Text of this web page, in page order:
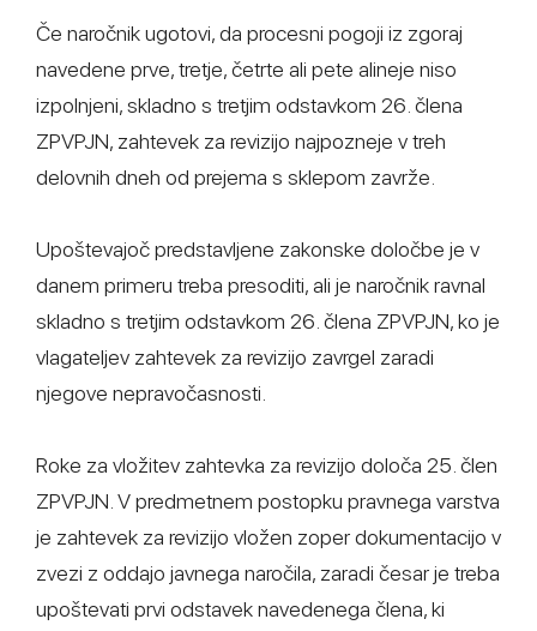
Če naročnik ugotovi, da procesni pogoji iz zgoraj
navedene prve, tretje, četrte ali pete alineje niso
izpolnjeni, skladno s tretjim odstavkom 26. člena
ZPVPJN, zahtevek za revizijo najpozneje v treh
delovnih dneh od prejema s sklepom zavrže.
Upoštevajoč predstavljene zakonske določbe je v
danem primeru treba presoditi, ali je naročnik ravnal
skladno s tretjim odstavkom 26. člena ZPVPJN, ko je
vlagateljev zahtevek za revizijo zavrgel zaradi
njegove nepravočasnosti.
Roke za vložitev zahtevka za revizijo določa 25. člen
ZPVPJN. V predmetnem postopku pravnega varstva
je zahtevek za revizijo vložen zoper dokumentacijo v
zvezi z oddajo javnega naročila, zaradi česar je treba
upoštevati prvi odstavek navedenega člena, ki